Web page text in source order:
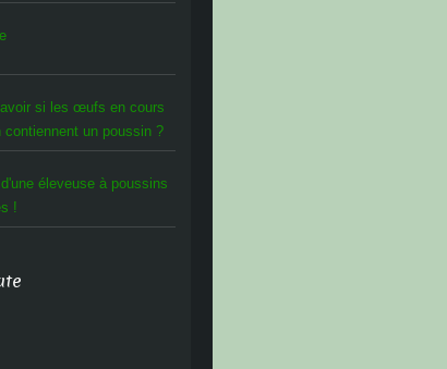
si les œufs en cours
contiennent un poussin ?
éleveuse à poussins
!